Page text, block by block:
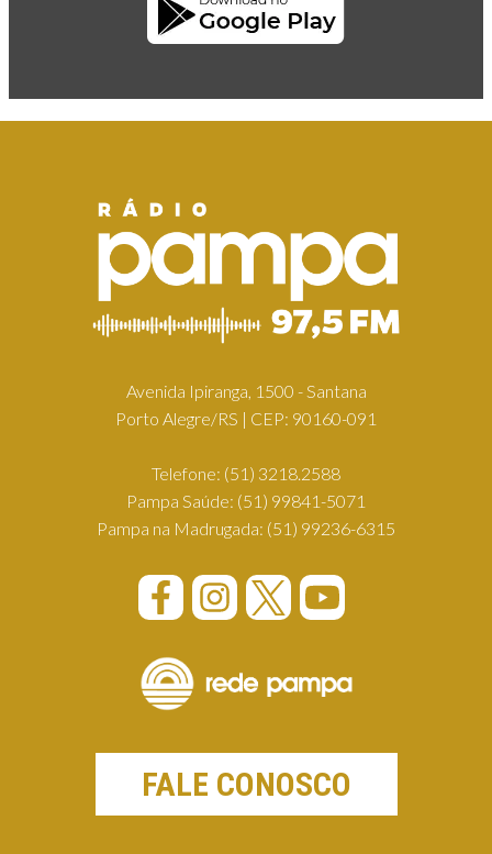
Avenida Ipiranga, 1500 - Santana
Porto Alegre/RS | CEP: 90160-091
Telefone: (51) 3218.2588
Pampa Saúde: (51) 99841-5071
Pampa na Madrugada: (51) 99236-6315
FALE CONOSCO